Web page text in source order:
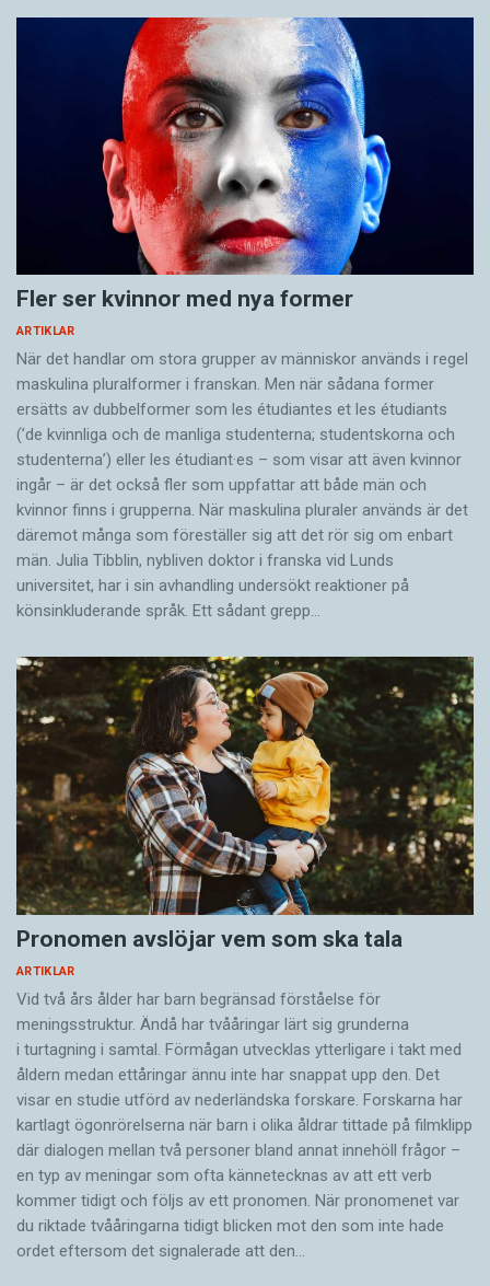
Fler ser kvinnor med nya former
ARTIKLAR
När det handlar om stora grupper av människor används i regel
maskulina pluralformer i franskan. Men när sådana ­former
ersätts av dubbel­former som les étudiantes et les étudiants
(’de kvinnliga och de manliga studenterna; studentskorna och
studenterna’) eller les étudiant·es – som visar att även kvinnor
ingår – är det också fler som uppfattar att både män och
kvinnor finns i grupperna. När maskulina pluraler används är det
där­emot många som föreställer sig att det rör sig om enbart
män. Julia Tibblin, nybliven doktor i franska vid Lunds
universitet, har i sin avhandling undersökt reaktioner på
könsinkluderande språk. Ett sådant grepp…
Pronomen avslöjar vem som ska tala
ARTIKLAR
Vid två års ålder har barn begränsad förståelse för
meningsstruktur. Ändå har tvååringar lärt sig grunderna
i turtagning i samtal. Förmågan utvecklas ytterligare i takt med
åldern medan ettåringar ännu inte har snappat upp den. Det
visar en studie utförd av nederländska forskare. Forskarna har
kartlagt ögonrörelserna när barn i olika åldrar tittade på filmklipp
där dialogen mellan två personer bland annat innehöll frågor –
en typ av meningar som ofta kännetecknas av att ett verb
kommer tidigt och följs av ett pronomen. När pronomenet var
du riktade tvååringarna tidigt blicken mot den som inte hade
ordet eftersom det ­signalerade att den…